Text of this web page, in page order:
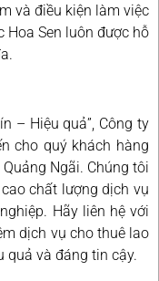
và điều kiện làm việc
Hoa Sen luôn được hỗ
– Hiệu quả”, Công ty
cho quý khách hàng
Ngãi. Chúng tôi
chất lượng dịch vụ
Hãy liên hệ với
dịch vụ cho thuê lao
quả và đáng tin cậy.